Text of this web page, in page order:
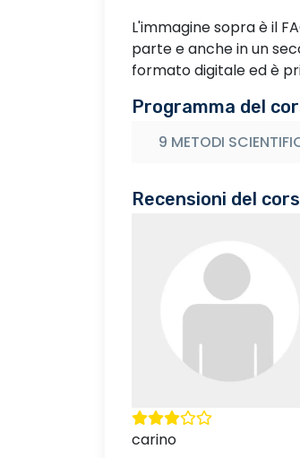
L'immagine sopra è il
parte e anche in un
formato digitale ed è
Programma del
9 METODI
Recensioni del
ottimo corso mi serviva